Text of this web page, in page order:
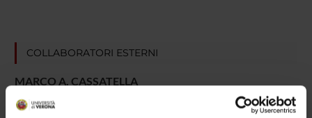
COLLABORATORI ESTERNI
MARCO A. CASSATELLA
UNIVERSITA' DI VERONA